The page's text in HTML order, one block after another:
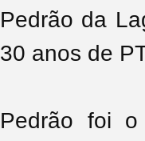
Pedrão da
30 anos de
Pedrão foi o